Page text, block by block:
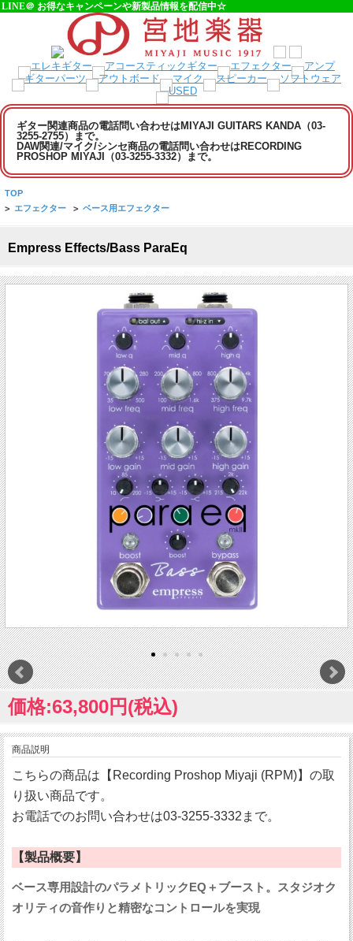
LINE＠ お得なキャンペーンや新製品情報を配信中☆
ギター関連商品の電話問い合わせはMIYAJI GUITARS KANDA（03-
3255-2755）まで。
DAW関連/マイク/シンセ商品の電話問い合わせはRECORDING
PROSHOP MIYAJI（03-3255-3332）まで。
TOP
> エフェクター > ベース用エフェクター
Empress Effects/Bass ParaEq
価格:63,800円(税込)
商品説明
こちらの商品は【Recording Proshop Miyaji (RPM)】の取
り扱い商品です。
お電話でのお問い合わせは03-3255-3332まで。
【製品概要】
ベース専用設計のパラメトリックEQ＋ブースト。スタジオク
オリティの音作りと精密なコントロールを実現